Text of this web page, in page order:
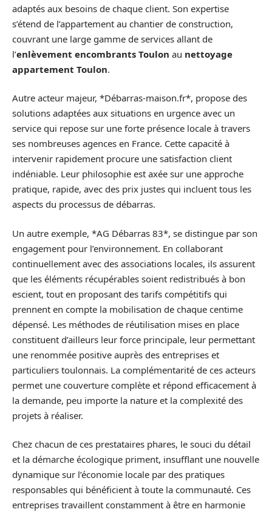
adaptés aux besoins de chaque client. Son expertise
s’étend de l’appartement au chantier de construction,
couvrant une large gamme de services allant de
l’enlèvement encombrants Toulon au nettoyage
appartement Toulon.
Autre acteur majeur, *Débarras-maison.fr*, propose des
solutions adaptées aux situations en urgence avec un
service qui repose sur une forte présence locale à travers
ses nombreuses agences en France. Cette capacité à
intervenir rapidement procure une satisfaction client
indéniable. Leur philosophie est axée sur une approche
pratique, rapide, avec des prix justes qui incluent tous les
aspects du processus de débarras.
Un autre exemple, *AG Débarras 83*, se distingue par son
engagement pour l’environnement. En collaborant
continuellement avec des associations locales, ils assurent
que les éléments récupérables soient redistribués à bon
escient, tout en proposant des tarifs compétitifs qui
prennent en compte la mobilisation de chaque centime
dépensé. Les méthodes de réutilisation mises en place
constituent d’ailleurs leur force principale, leur permettant
une renommée positive auprès des entreprises et
particuliers toulonnais. La complémentarité de ces acteurs
permet une couverture complète et répond efficacement à
la demande, peu importe la nature et la complexité des
projets à réaliser.
Chez chacun de ces prestataires phares, le souci du détail
et la démarche écologique priment, insufflant une nouvelle
dynamique sur l’économie locale par des pratiques
responsables qui bénéficient à toute la communauté. Ces
entreprises travaillent constamment à être en harmonie